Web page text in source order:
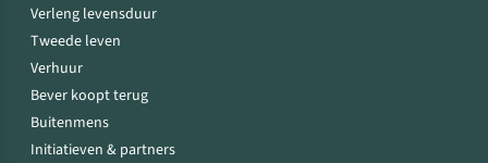
Verleng levensduur
Tweede leven
Verhuur
Bever koopt terug
Buitenmens
Initiatieven & partners